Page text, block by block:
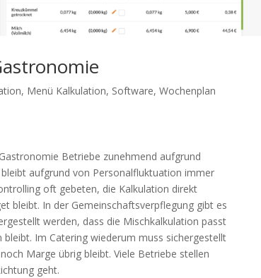
, Menü Kalkulation, Software,Wochenplan
Betriebe zunehmend aufgrund
aufgrund von Personalfluktuation immer
oft gebeten, die Kalkulation direkt
bleibt. In der Gemeinschaftsverpflegung gibt es
werden, dass die Mischkalkulation passt
Im Catering wiederum muss sichergestellt
Marge übrig bleibt. Viele Betriebe stellen
geht.